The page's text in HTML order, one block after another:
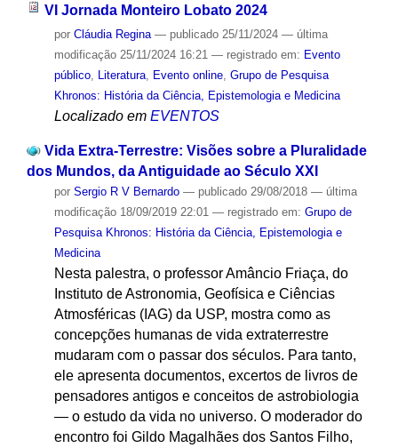
VI Jornada Monteiro Lobato 2024
por Cláudia Regina — publicado25/11/2024 — última
modificação25/11/2024 16:21 — registrado em: Evento
público, Literatura, Evento online, Grupo de Pesquisa
Khronos: História da Ciência, Epistemologia e Medicina
Localizado em EVENTOS
Vida Extra-Terrestre: Visões sobre a Pluralidade
dos Mundos, da Antiguidade ao Século XXI
por Sergio R V Bernardo — publicado29/08/2018 — última
modificação18/09/2019 22:01 — registrado em: Grupo de
Pesquisa Khronos: História da Ciência, Epistemologia e
Medicina
Nesta palestra, o professor Amâncio Friaça, do
Instituto de Astronomia, Geofísica e Ciências
Atmosféricas (IAG) da USP, mostra como as
concepções humanas de vida extraterrestre
mudaram com o passar dos séculos. Para tanto,
ele apresenta documentos, excertos de livros de
pensadores antigos e conceitos de astrobiologia
— o estudo da vida no universo. O moderador do
encontro foi Gildo Magalhães dos Santos Filho,